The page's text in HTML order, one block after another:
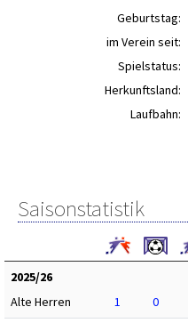
Geburtstag:
im Verein seit:
Spielstatus:
Herkunftsland:
Laufbahn:
Saisonstatistik
2025/26
Alte Herren
1 0